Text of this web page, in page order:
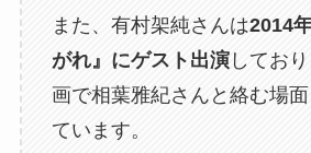
また、有村架純さんは2014
がれ』にゲスト出演してお
画で相葉雅紀さんと絡む場
ています。